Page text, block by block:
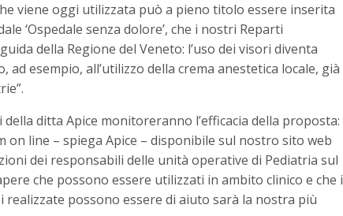
viene oggi utilizzata può a pieno titolo essere inserita
‘Ospedale senza dolore’, che i nostri Reparti
della Regione del Veneto: l’uso dei visori diventa
ad esempio, all’utilizzo della crema anestetica locale, già
della ditta Apice monitoreranno l’efficacia della proposta:
on line – spiega Apice – disponibile sul nostro sito web
dei responsabili delle unità operative di Pediatria sul
che possono essere utilizzati in ambito clinico e che i
realizzate possono essere di aiuto sarà la nostra più